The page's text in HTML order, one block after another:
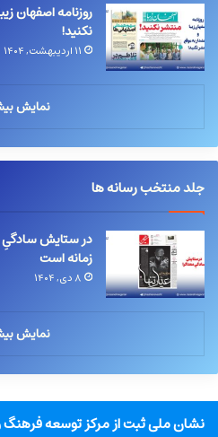
روزنامه اصفهان
نکنید!
۱۱ اردیبهشت, ۱۴۰۴
نمایش
جلد منتخب رسانه ها
در ستایش سادگیِ
زمانه است
۸ دی, ۱۴۰۴
نمایش
نشان ملی ثبت از مرکز توسعه فرهنگ